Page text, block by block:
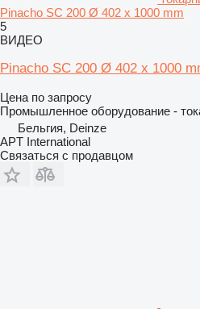
Pinacho SC 200 Ø 402 x 1000 mm
5
ВИДЕО
Pinacho SC 200 Ø 402 x 1000
Цена по запросу
Промышленное оборудование -
Бельгия, Deinze
APT International
Связаться с продавцом